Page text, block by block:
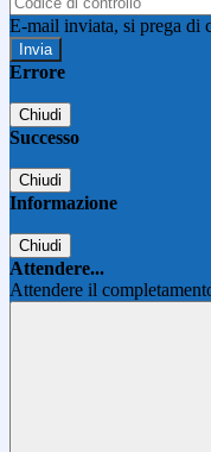
E-mail inviata, si prega di
Errore
Chiudi
Successo
Chiudi
Informazione
Chiudi
Attendere...
Attendere il